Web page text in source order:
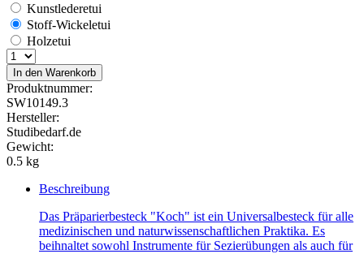
Kunstlederetui
Stoff-Wickeletui
Holzetui
In den Warenkorb
Produktnummer:
SW10149.3
Hersteller:
Studibedarf.de
Gewicht:
0.5 kg
Beschreibung
Das Präparierbesteck "Koch" ist ein Universalbesteck für alle
medizinischen und naturwissenschaftlichen Praktika. Es
beihnaltet sowohl Instrumente für Sezierübungen als auch für